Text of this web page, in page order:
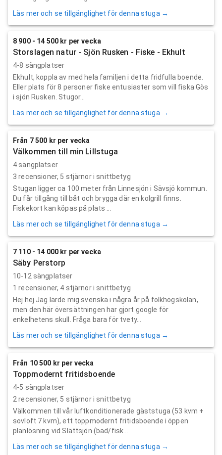
Läs mer och se tillgänglighet för denna stuga →
8 900 - 14 500 kr per vecka
Storslagen natur - Sjön Rusken - Fiske - Ekhult
4-8 sängplatser
Ekhult, koppla av med hela familjen i detta fridfulla boende.
Eller plats för 8 personer fiske entusiaster som vill fiska Gös
i sjön Rusken. Stugor...
Läs mer och se tillgänglighet för denna stuga →
Från 7 500 kr per vecka
Välkommen till min Lillstuga
4 sängplatser
3 recensioner, 5 stjärnor i snittbetyg
Stugan ligger ca 100 meter från Linnesjön i Sävsjö kommun.
Du får tillgång till båt och brygga där en kolgrill finns.
Fiskekort kan köpas på plats ...
Läs mer och se tillgänglighet för denna stuga →
7 110 - 14 000 kr per vecka
Säby Perstorp
10-12 sängplatser
1 recensioner, 4 stjärnor i snittbetyg
Hej hej Jag lärde mig svenska i några år på folkhögskolan,
men den här översättningen har gjort google för
enkelhetens skull. Fråga bara för tvety...
Läs mer och se tillgänglighet för denna stuga →
Från 10 500 kr per vecka
Toppmodernt fritidsboende
4-5 sängplatser
2 recensioner, 5 stjärnor i snittbetyg
Välkommen till vår luftkonditionerade gäststuga (53 kvm +
sovloft 7 kvm), ett toppmodernt fritidsboende i öppen
planlösning vid Slättsjön (bad/fisk...
Läs mer och se tillgänglighet för denna stuga →